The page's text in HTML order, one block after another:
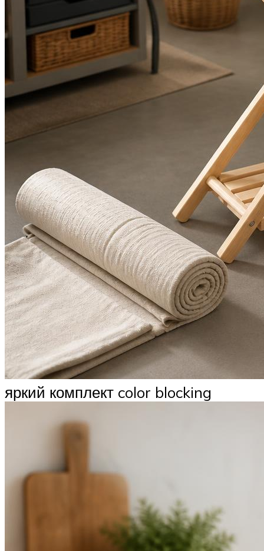
яркий комплект color blocking